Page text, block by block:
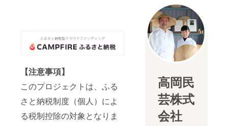
【注意事項】
このプロジェクトは、ふる
さと納税制度（個人）によ
る税制控除の対象となりま
高岡民
芸株式
会社